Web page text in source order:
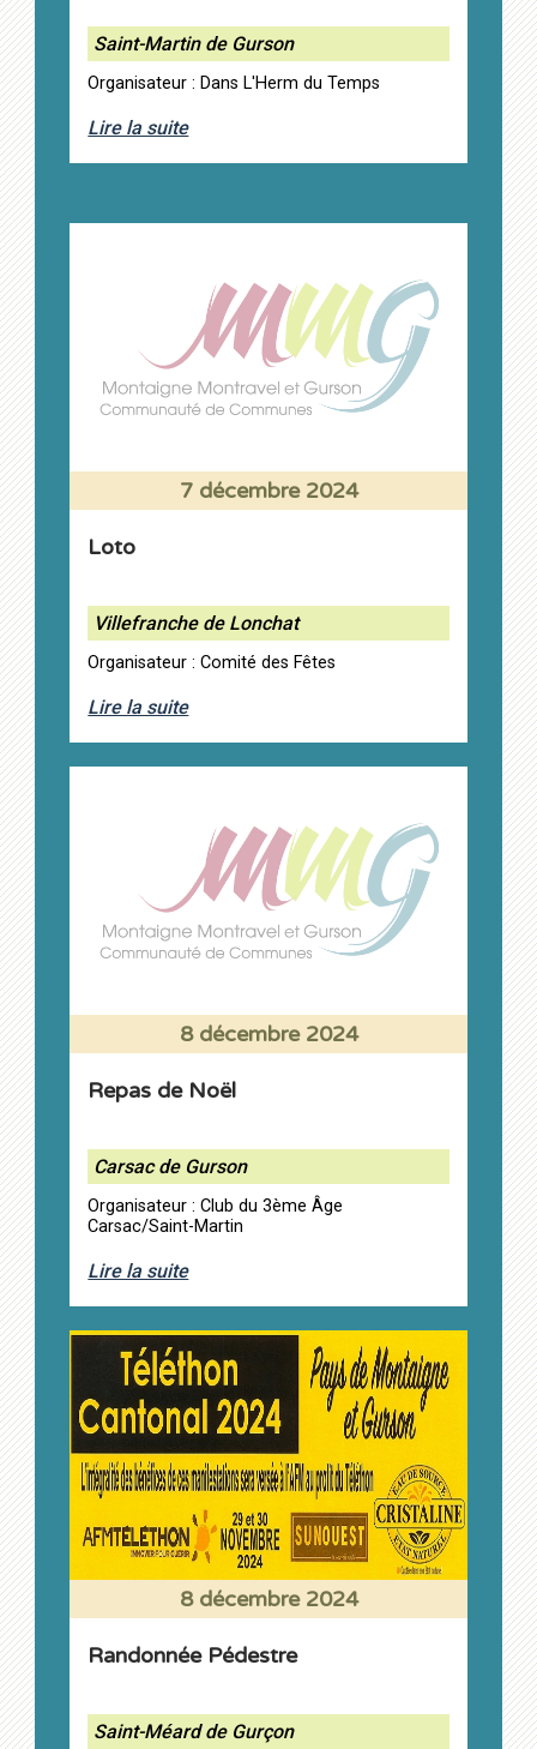
Saint-Martin de Gurson
Organisateur : Dans L'Herm du Temps
Lire la suite
7 décembre 2024
Loto
Villefranche de Lonchat
Organisateur : Comité des Fêtes
Lire la suite
8 décembre 2024
Repas de Noël
Carsac de Gurson
Organisateur : Club du 3ème Âge
Carsac/Saint-Martin
Lire la suite
8 décembre 2024
Randonnée Pédestre
Saint-Méard de Gurçon